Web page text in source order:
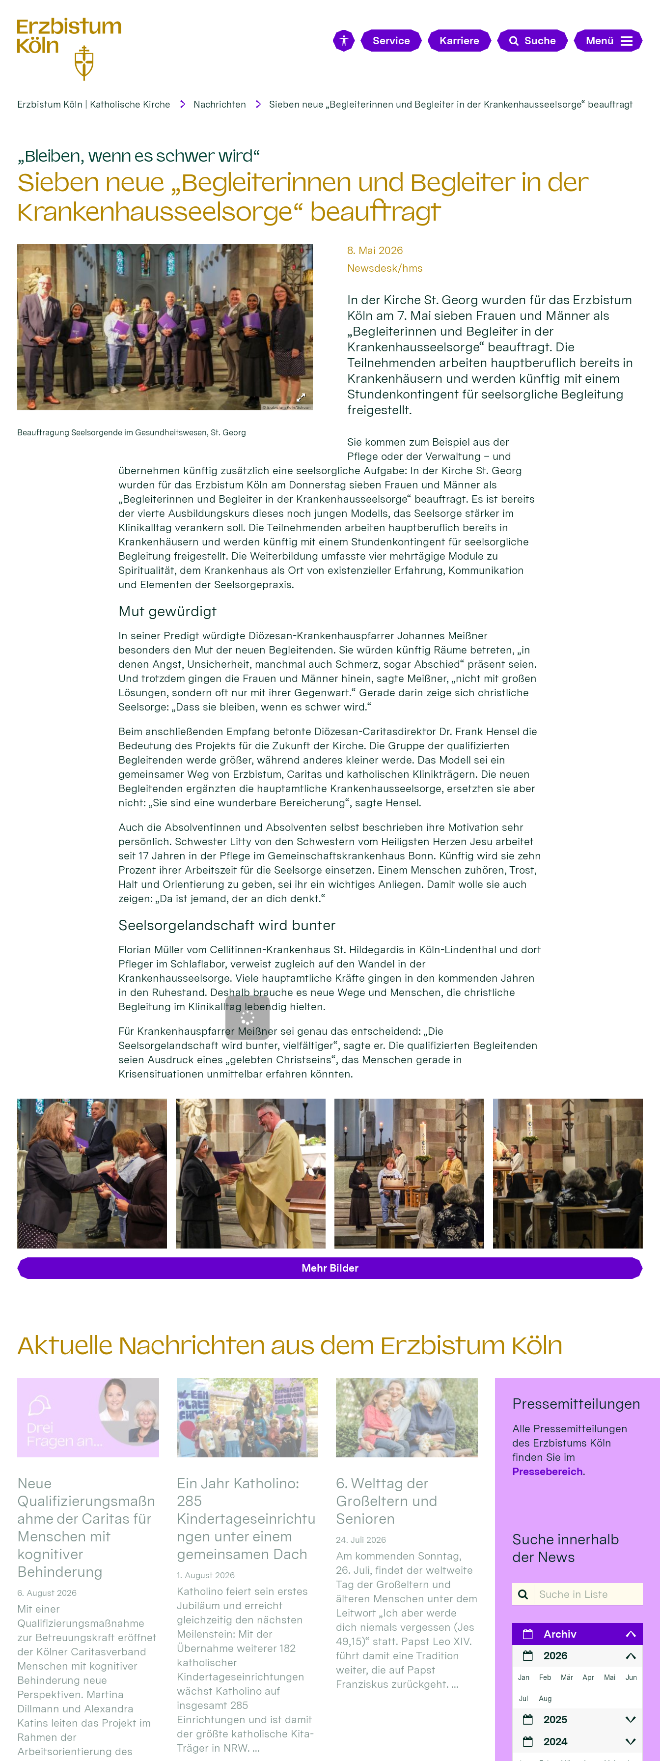
Service Karriere Suche Menü
Erzbistum Köln | Katholische Kirche Nachrichten Sieben neue „Begleiterinnen und Begleiter in der Krankenhausseelsorge“ beauftragt
„Bleiben, wenn es schwer wird“
Sieben neue „Begleiterinnen und Begleiter in der
Krankenhausseelsorge“ beauftragt
© Erzbistum Köln/Schoon
Beauftragung Seelsorgende im Gesundheitswesen, St. Georg
Datum:
8. Mai 2026
Von:
Newsdesk/hms
In der Kirche St. Georg wurden für das Erzbistum
Köln am 7. Mai sieben Frauen und Männer als
„Begleiterinnen und Begleiter in der
Krankenhausseelsorge“ beauftragt. Die
Teilnehmenden arbeiten hauptberuflich bereits in
Krankenhäusern und werden künftig mit einem
Stundenkontingent für seelsorgliche Begleitung
freigestellt.
Sie kommen zum Beispiel aus der
Pflege oder der Verwaltung – und
übernehmen künftig zusätzlich eine seelsorgliche Aufgabe: In der Kirche St. Georg
wurden für das Erzbistum Köln am Donnerstag sieben Frauen und Männer als
„Begleiterinnen und Begleiter in der Krankenhausseelsorge“ beauftragt. Es ist bereits
der vierte Ausbildungskurs dieses noch jungen Modells, das Seelsorge stärker im
Klinikalltag verankern soll. Die Teilnehmenden arbeiten hauptberuflich bereits in
Krankenhäusern und werden künftig mit einem Stundenkontingent für seelsorgliche
Begleitung freigestellt. Die Weiterbildung umfasste vier mehrtägige Module zu
Spiritualität, dem Krankenhaus als Ort von existenzieller Erfahrung, Kommunikation
und Elementen der Seelsorgepraxis.
Mut gewürdigt
In seiner Predigt würdigte Diözesan-Krankenhauspfarrer Johannes Meißner
besonders den Mut der neuen Begleitenden. Sie würden künftig Räume betreten, „in
denen Angst, Unsicherheit, manchmal auch Schmerz, sogar Abschied“ präsent seien.
Und trotzdem gingen die Frauen und Männer hinein, sagte Meißner, „nicht mit großen
Lösungen, sondern oft nur mit ihrer Gegenwart.“ Gerade darin zeige sich christliche
Seelsorge: „Dass sie bleiben, wenn es schwer wird.“
Beim anschließenden Empfang betonte Diözesan-Caritasdirektor Dr. Frank Hensel die
Bedeutung des Projekts für die Zukunft der Kirche. Die Gruppe der qualifizierten
Begleitenden werde größer, während anderes kleiner werde. Das Modell sei ein
gemeinsamer Weg von Erzbistum, Caritas und katholischen Klinikträgern. Die neuen
Begleitenden ergänzten die hauptamtliche Krankenhausseelsorge, ersetzten sie aber
nicht: „Sie sind eine wunderbare Bereicherung“, sagte Hensel.
Auch die Absolventinnen und Absolventen selbst beschrieben ihre Motivation sehr
persönlich. Schwester Litty von den Schwestern vom Heiligsten Herzen Jesu arbeitet
seit 17 Jahren in der Pflege im Gemeinschaftskrankenhaus Bonn. Künftig wird sie zehn
Prozent ihrer Arbeitszeit für die Seelsorge einsetzen. Einem Menschen zuhören, Trost,
Halt und Orientierung zu geben, sei ihr ein wichtiges Anliegen. Damit wolle sie auch
zeigen: „Da ist jemand, der an dich denkt.“
Seelsorgelandschaft wird bunter
Florian Müller vom Cellitinnen-Krankenhaus St. Hildegardis in Köln-Lindenthal und dort
Pfleger im Schlaflabor, verweist zugleich auf den Wandel in der
Krankenhausseelsorge. Viele hauptamtliche Kräfte gingen in den kommenden Jahren
in den Ruhestand. Deshalb brauche es neue Wege und Menschen, die christliche
Begleitung im Klinikalltag lebendig hielten.
Für Krankenhauspfarrer Meißner sei genau das entscheidend: „Die
Seelsorgelandschaft wird bunter, vielfältiger“, sagte er. Die qualifizierten Begleitenden
seien Ausdruck eines „gelebten Christseins“, das Menschen gerade in
Krisensituationen unmittelbar erfahren könnten.
Mehr Bilder
Aktuelle Nachrichten aus dem Erzbistum Köln
Neue
Qualifizierungsmaßn
ahme der Caritas für
Menschen mit
kognitiver
Behinderung
6. August 2026
Mit einer
Qualifizierungsmaßnahme
zur Betreuungskraft eröffnet
der Kölner Caritasverband
Menschen mit kognitiver
Behinderung neue
Perspektiven. Martina
Dillmann und Alexandra
Katins leiten das Projekt im
Rahmen der
Arbeitsorientierung des
Ein Jahr Katholino:
285
Kindertageseinrichtu
ngen unter einem
gemeinsamen Dach
1. August 2026
Katholino feiert sein erstes
Jubiläum und erreicht
gleichzeitig den nächsten
Meilenstein: Mit der
Übernahme weiterer 182
katholischer
Kindertageseinrichtungen
wächst Katholino auf
insgesamt 285
Einrichtungen und ist damit
der größte katholische Kita-
Träger in NRW. ...
6. Welttag der
Großeltern und
Senioren
24. Juli 2026
Am kommenden Sonntag,
26. Juli, findet der weltweite
Tag der Großeltern und
älteren Menschen unter dem
Leitwort „Ich aber werde
dich niemals vergessen (Jes
49,15)“ statt. Papst Leo XIV.
führt damit eine Tradition
weiter, die auf Papst
Franziskus zurückgeht. ...
Pressemitteilungen
Alle Pressemitteilungen
des Erzbistums Köln
finden Sie im
Pressebereich.
Suche innerhalb
der News
Suche in Liste
Archiv
2026
Jan Feb Mär Apr Mai Jun
Jul Aug
2025
2024